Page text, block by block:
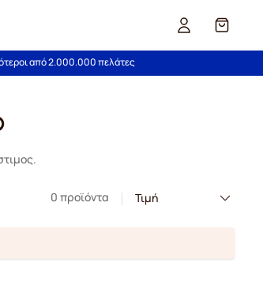
Καλάθι
από 2.000.000 πελάτες
0 προϊόντα